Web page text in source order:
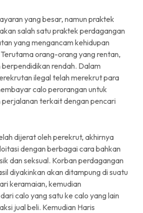
yang besar, namun praktek
salah satu praktek perdagangan
yang mengancam kehidupan
orang-orang yang rentan,
rendah. Dalam
ilegal telah merekrut para
calo perorangan untuk
terkait dengan pencari
dijerat oleh perekrut, akhirnya
dengan berbagai cara bahkan
dan seksual. Korban perdagangan
diyakinkan akan ditampung di suatu
keramaian, kemudian
calo yang satu ke calo yang lain
jual beli. Kemudian Haris